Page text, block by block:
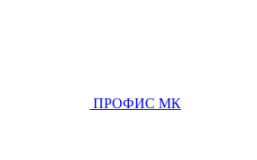
ПРОФИС МК